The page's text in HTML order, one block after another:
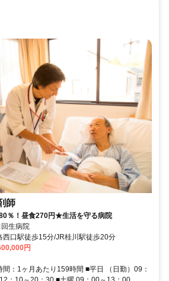
師
％！昼食270円★生活を守る病院
生病院
西口駅徒歩15分/JR桂川駅徒歩20分
円
：1ヶ月あたり159時間 ■平日 （日勤）09：